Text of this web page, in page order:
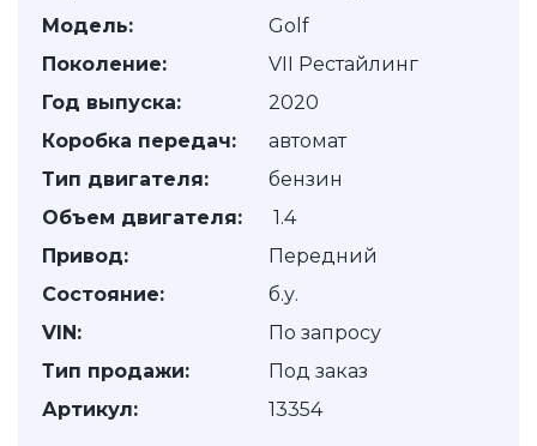
Модель:
Golf
Поколение:
VII Рестайлинг
Год выпуска:
2020
Коробка передач:
автомат
Тип двигателя:
бензин
Объем двигателя:
1.4
Привод:
Передний
Состояние:
б.у.
VIN:
По запросу
Тип продажи:
Под заказ
Артикул:
13354